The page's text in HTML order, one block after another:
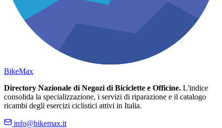
BikeMax
Directory Nazionale di Negozi di Biciclette e Officine. L'indice
consolida la specializzazione, i servizi di riparazione e il catalogo
ricambi degli esercizi ciclistici attivi in Italia.
info@bikemax.it